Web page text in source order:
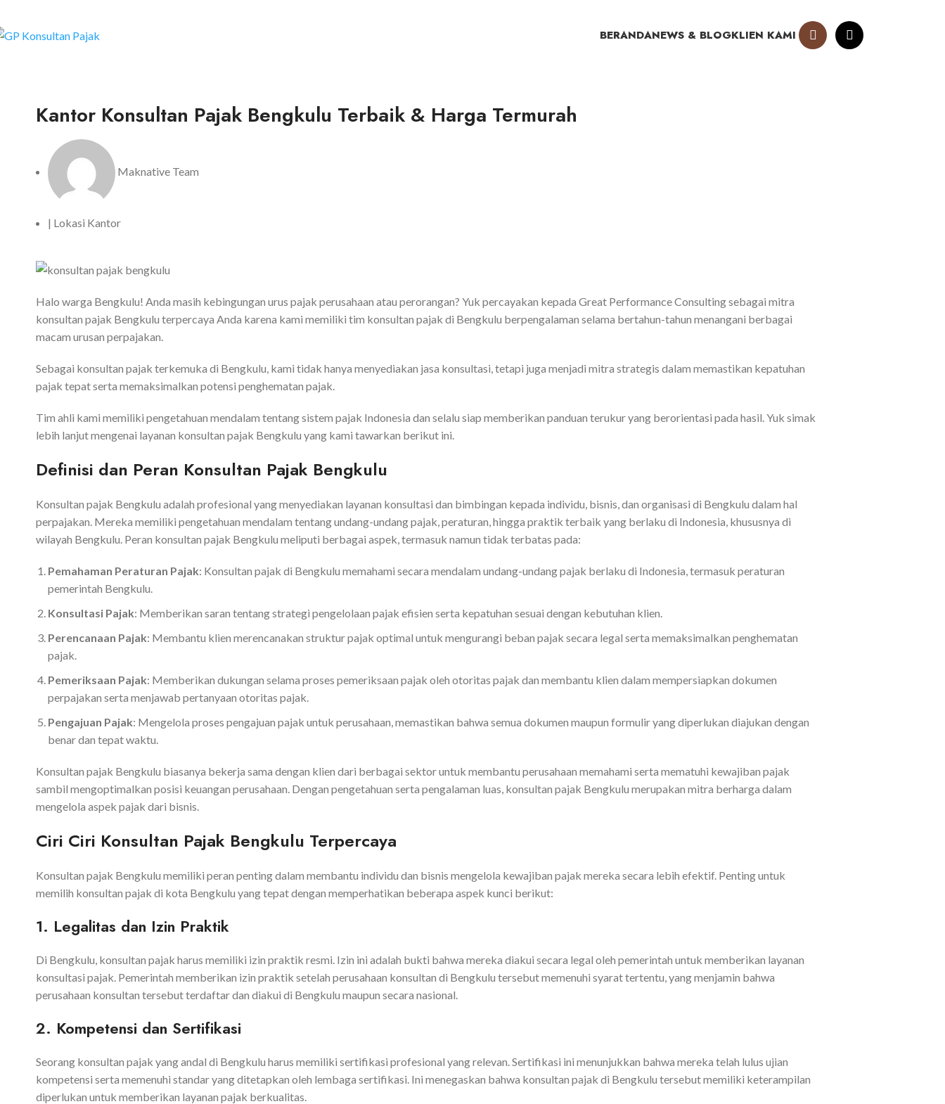
BERANDANEWS & BLOGKLIEN KAMI
Kantor Konsultan Pajak Bengkulu Terbaik & Harga Termurah
Maknative Team
| Lokasi Kantor
Halo warga Bengkulu! Anda masih kebingungan urus pajak perusahaan atau perorangan? Yuk percayakan kepada Great Performance Consulting sebagai mitra
konsultan pajak Bengkulu terpercaya Anda karena kami memiliki tim konsultan pajak di Bengkulu berpengalaman selama bertahun-tahun menangani berbagai
macam urusan perpajakan.
Sebagai konsultan pajak terkemuka di Bengkulu, kami tidak hanya menyediakan jasa konsultasi, tetapi juga menjadi mitra strategis dalam memastikan kepatuhan
pajak tepat serta memaksimalkan potensi penghematan pajak.
Tim ahli kami memiliki pengetahuan mendalam tentang sistem pajak Indonesia dan selalu siap memberikan panduan terukur yang berorientasi pada hasil. Yuk simak
lebih lanjut mengenai layanan konsultan pajak Bengkulu yang kami tawarkan berikut ini.
Definisi dan Peran Konsultan Pajak Bengkulu
Konsultan pajak Bengkulu adalah profesional yang menyediakan layanan konsultasi dan bimbingan kepada individu, bisnis, dan organisasi di Bengkulu dalam hal
perpajakan. Mereka memiliki pengetahuan mendalam tentang undang-undang pajak, peraturan, hingga praktik terbaik yang berlaku di Indonesia, khususnya di
wilayah Bengkulu. Peran konsultan pajak Bengkulu meliputi berbagai aspek, termasuk namun tidak terbatas pada:
Pemahaman Peraturan Pajak: Konsultan pajak di Bengkulu memahami secara mendalam undang-undang pajak berlaku di Indonesia, termasuk peraturan
pemerintah Bengkulu.
Konsultasi Pajak: Memberikan saran tentang strategi pengelolaan pajak efisien serta kepatuhan sesuai dengan kebutuhan klien.
Perencanaan Pajak: Membantu klien merencanakan struktur pajak optimal untuk mengurangi beban pajak secara legal serta memaksimalkan penghematan
pajak.
Pemeriksaan Pajak: Memberikan dukungan selama proses pemeriksaan pajak oleh otoritas pajak dan membantu klien dalam mempersiapkan dokumen
perpajakan serta menjawab pertanyaan otoritas pajak.
Pengajuan Pajak: Mengelola proses pengajuan pajak untuk perusahaan, memastikan bahwa semua dokumen maupun formulir yang diperlukan diajukan dengan
benar dan tepat waktu.
Konsultan pajak Bengkulu biasanya bekerja sama dengan klien dari berbagai sektor untuk membantu perusahaan memahami serta mematuhi kewajiban pajak
sambil mengoptimalkan posisi keuangan perusahaan. Dengan pengetahuan serta pengalaman luas, konsultan pajak Bengkulu merupakan mitra berharga dalam
mengelola aspek pajak dari bisnis.
Ciri Ciri Konsultan Pajak Bengkulu Terpercaya
Konsultan pajak Bengkulu memiliki peran penting dalam membantu individu dan bisnis mengelola kewajiban pajak mereka secara lebih efektif. Penting untuk
memilih konsultan pajak di kota Bengkulu yang tepat dengan memperhatikan beberapa aspek kunci berikut:
1. Legalitas dan Izin Praktik
Di Bengkulu, konsultan pajak harus memiliki izin praktik resmi. Izin ini adalah bukti bahwa mereka diakui secara legal oleh pemerintah untuk memberikan layanan
konsultasi pajak. Pemerintah memberikan izin praktik setelah perusahaan konsultan di Bengkulu tersebut memenuhi syarat tertentu, yang menjamin bahwa
perusahaan konsultan tersebut terdaftar dan diakui di Bengkulu maupun secara nasional.
2. Kompetensi dan Sertifikasi
Seorang konsultan pajak yang andal di Bengkulu harus memiliki sertifikasi profesional yang relevan. Sertifikasi ini menunjukkan bahwa mereka telah lulus ujian
kompetensi serta memenuhi standar yang ditetapkan oleh lembaga sertifikasi. Ini menegaskan bahwa konsultan pajak di Bengkulu tersebut memiliki keterampilan
diperlukan untuk memberikan layanan pajak berkualitas.